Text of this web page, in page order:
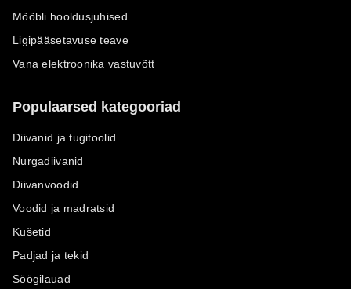
Mööbli hooldusjuhised
Ligipääsetavuse teave
Vana elektroonika vastuvõtt
Populaarsed kategooriad
Diivanid ja tugitoolid
Nurgadiivanid
Diivanvoodid
Voodid ja madratsid
Kušetid
Padjad ja tekid
Söögilauad